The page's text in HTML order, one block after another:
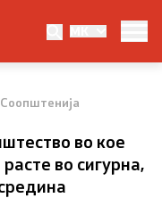
MK
Соопштенија
во кое
во сигурна,